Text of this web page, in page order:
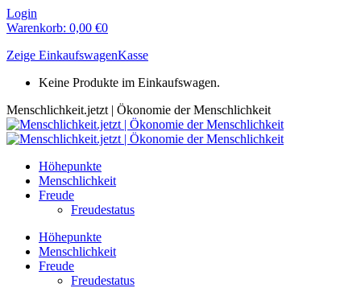
Zum
Inhalt
Login
Warenkorb: 0,00 €0
Zeige EinkaufswagenKasse
Keine Produkte im Einkaufswagen.
Menschlichkeit.jetzt | Ökonomie der Menschlichkeit
Höhepunkte
Menschlichkeit
Freude
Freudestatus
Höhepunkte
Menschlichkeit
Freude
Freudestatus